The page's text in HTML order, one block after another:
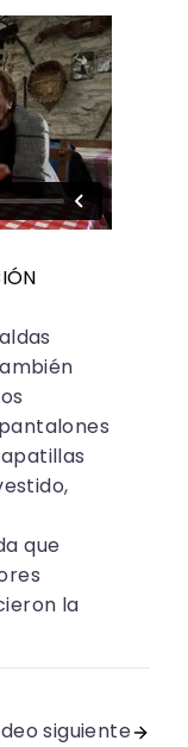
que
la
siguiente